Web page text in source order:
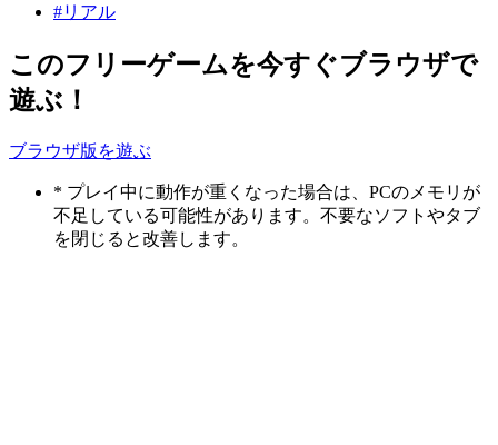
#リアル
このフリーゲームを今すぐブラウザで
遊ぶ！
ブラウザ版を遊ぶ
* プレイ中に動作が重くなった場合は、PCのメモリが
不足している可能性があります。不要なソフトやタブ
を閉じると改善します。